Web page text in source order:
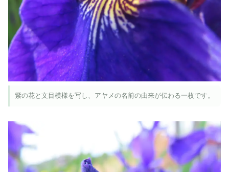
紫の花と文目模様を写し、アヤメの名前の由来が伝わる一枚です。